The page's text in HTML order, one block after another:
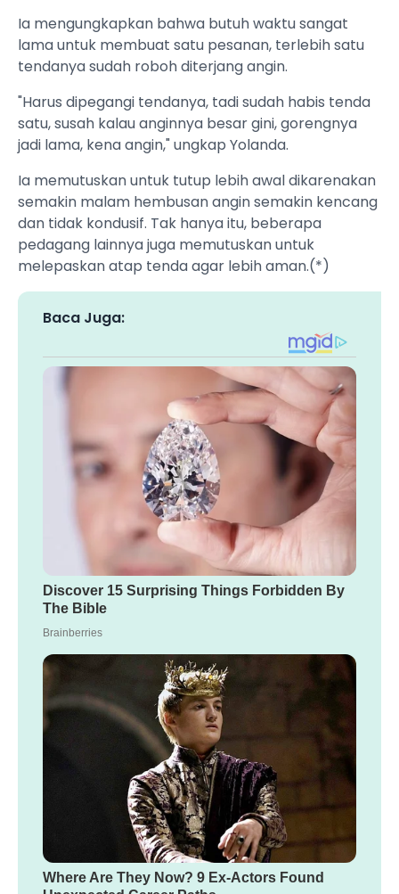
Ia mengungkapkan bahwa butuh waktu sangat
lama untuk membuat satu pesanan, terlebih satu
tendanya sudah roboh diterjang angin.
"Harus dipegangi tendanya, tadi sudah habis tenda
satu, susah kalau anginnya besar gini, gorengnya
jadi lama, kena angin," ungkap Yolanda.
Ia memutuskan untuk tutup lebih awal dikarenakan
semakin malam hembusan angin semakin kencang
dan tidak kondusif. Tak hanya itu, beberapa
pedagang lainnya juga memutuskan untuk
melepaskan atap tenda agar lebih aman.(*)
Baca Juga: